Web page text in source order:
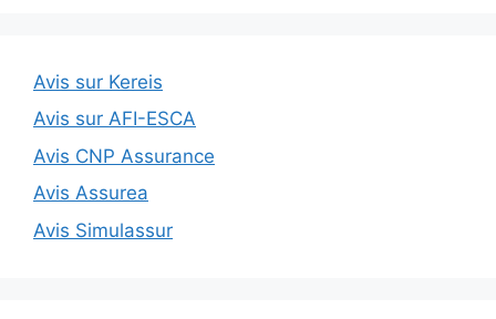
Avis sur Kereis
Avis sur AFI-ESCA
Avis CNP Assurance
Avis Assurea
Avis Simulassur